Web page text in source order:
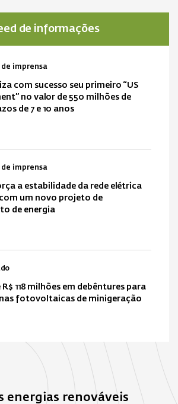
de informações
de imprensa
com sucesso seu primeiro “US
no valor de 550 milhões de
de 7 e 10 anos
de imprensa
a estabilidade da rede elétrica
um novo projeto de
de energia
118 milhões em debêntures para
fotovoltaicas de minigeração
energias renováveis